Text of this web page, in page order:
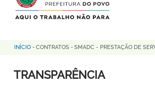
Trilha
de
INÍCIO - CONTRATOS - SMADC - PRESTAÇÃO DE
TRANSPARÊNCIA